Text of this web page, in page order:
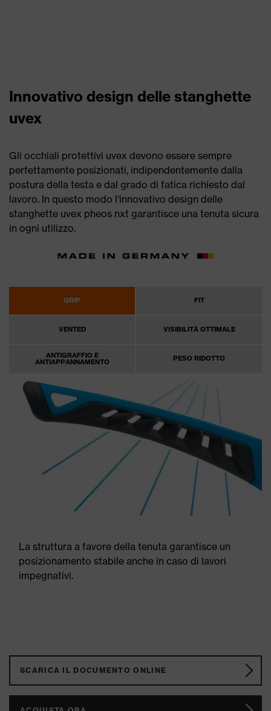
Innovativo design delle stanghette
uvex
Gli occhiali protettivi uvex devono essere sempre
perfettamente posizionati, indipendentemente dalla
postura della testa e dal grado di fatica richiesto dal
lavoro. In questo modo l'innovativo design delle
stanghette uvex pheos nxt garantisce una tenuta sicura
in ogni utilizzo.
GRIP FIT
VENTED VISIBILITÀ OTTIMALE
ANTIGRAFFIO E
ANTIAPPANNAMENTO PESO RIDOTTO
La struttura a favore della tenuta garantisce un
posizionamento stabile anche in caso di lavori
impegnativi.
SCARICA IL DOCUMENTO ONLINE